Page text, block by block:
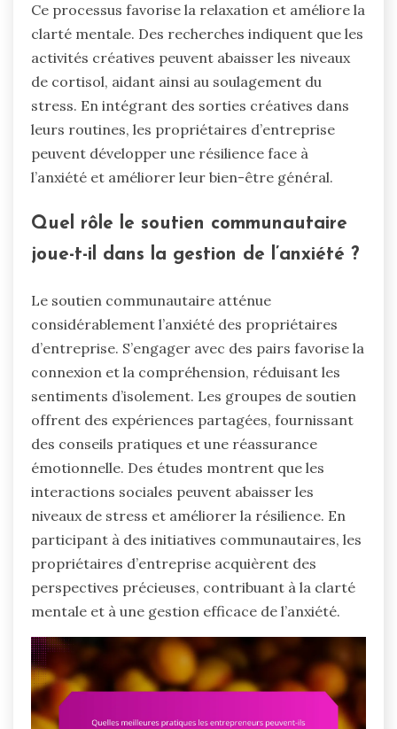
Ce processus favorise la relaxation et améliore la
clarté mentale. Des recherches indiquent que les
activités créatives peuvent abaisser les niveaux
de cortisol, aidant ainsi au soulagement du
stress. En intégrant des sorties créatives dans
leurs routines, les propriétaires d’entreprise
peuvent développer une résilience face à
l’anxiété et améliorer leur bien-être général.
Quel rôle le soutien communautaire
joue-t-il dans la gestion de l’anxiété ?
Le soutien communautaire atténue
considérablement l’anxiété des propriétaires
d’entreprise. S’engager avec des pairs favorise la
connexion et la compréhension, réduisant les
sentiments d’isolement. Les groupes de soutien
offrent des expériences partagées, fournissant
des conseils pratiques et une réassurance
émotionnelle. Des études montrent que les
interactions sociales peuvent abaisser les
niveaux de stress et améliorer la résilience. En
participant à des initiatives communautaires, les
propriétaires d’entreprise acquièrent des
perspectives précieuses, contribuant à la clarté
mentale et à une gestion efficace de l’anxiété.